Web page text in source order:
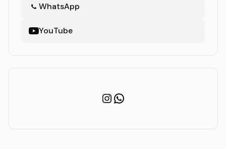
WhatsApp
YouTube
Instagram
WhatsApp